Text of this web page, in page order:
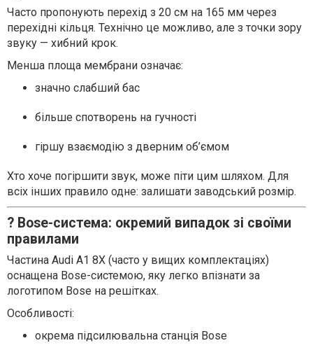
Часто пропонують перехід з 20 см на 165 мм через
перехідні кільця. Технічно це можливо, але з точки зору
звуку — хибний крок.
Менша площа мембрани означає:
значно слабший бас
більше спотворень на гучності
гіршу взаємодію з дверним об’ємом
Хто хоче погіршити звук, може піти цим шляхом. Для
всіх інших правило одне: залишати заводський розмір.
? Bose-система: окремий випадок зі своїми
правилами
Частина Audi A1 8X (часто у вищих комплектаціях)
оснащена Bose-системою, яку легко впізнати за
логотипом Bose на решітках.
Особливості:
окрема підсилювальна станція Bose